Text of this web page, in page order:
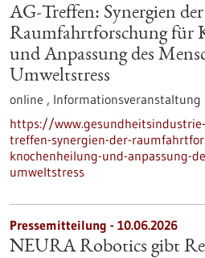
AG-Treffen: Synergien der
Raumfahrtforschung für
und Anpassung des
Umweltstress
online , Informationsveranstaltung
https://
treffen-synergien-der-
knochenheilung-und-anpassung-
umweltstress
Pressemitteilung - 10.06.2026
NEURA Robotics gibt